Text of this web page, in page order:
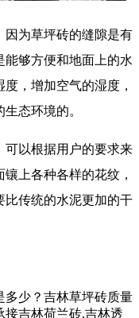
因为草坪砖的缝隙是有
够方便和地面上的水
，增加空气的湿度，
态环境的。
可以根据用户的要求来
上各种各样的花纹，
比传统的水泥更加的干
多少？吉林草坪砖质量
吉林荷兰砖,吉林透